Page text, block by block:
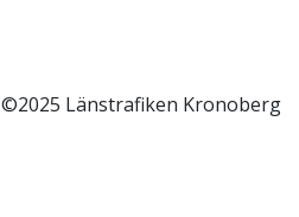
©2025 Länstrafiken Kronoberg